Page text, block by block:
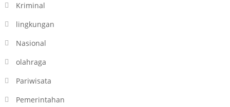
Kriminal
lingkungan
Nasional
olahraga
Pariwisata
Pemerintahan